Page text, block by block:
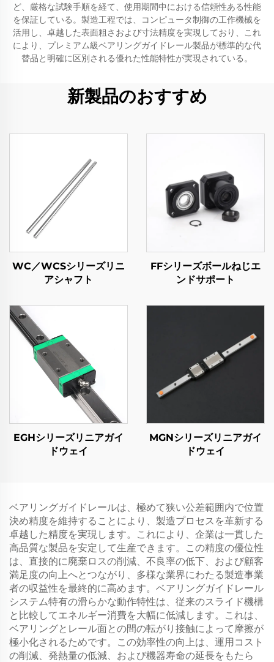
ど、厳格な試験手順を経て、使用期間中における信頼性ある性能
を保証している。製造工程では、コンピュータ制御の工作機械を
活用し、卓越した表面粗さおよび寸法精度を実現しており、これ
により、プレミアム級ベアリングガイドレール製品が標準的な代
替品と明確に区別される優れた性能特性が実現されている。
新製品のおすすめ
WC／WCSシリーズリニ
アシャフト
FFシリーズボールねじエ
ンドサポート
EGHシリーズリニアガイ
ドウェイ
MGNシリーズリニアガイ
ドウェイ
ベアリングガイドレールは、極めて狭い公差範囲内で位置
決め精度を維持することにより、製造プロセスを革新する
卓越した精度を実現します。これにより、企業は一貫した
高品質な製品を安定して生産できます。この精度の優位性
は、直接的に廃棄ロスの削減、不良率の低下、および顧客
満足度の向上へとつながり、多様な業界にわたる製造事業
者の収益性を最終的に高めます。ベアリングガイドレール
システム特有の滑らかな動作特性は、従来のスライド機構
と比較してエネルギー消費を大幅に低減します。これは、
ベアリングとレール面との間の転がり接触によって摩擦が
極小化されるためです。この効率性の向上は、運用コスト
の削減、発熱量の低減、および機器寿命の延長をもたら